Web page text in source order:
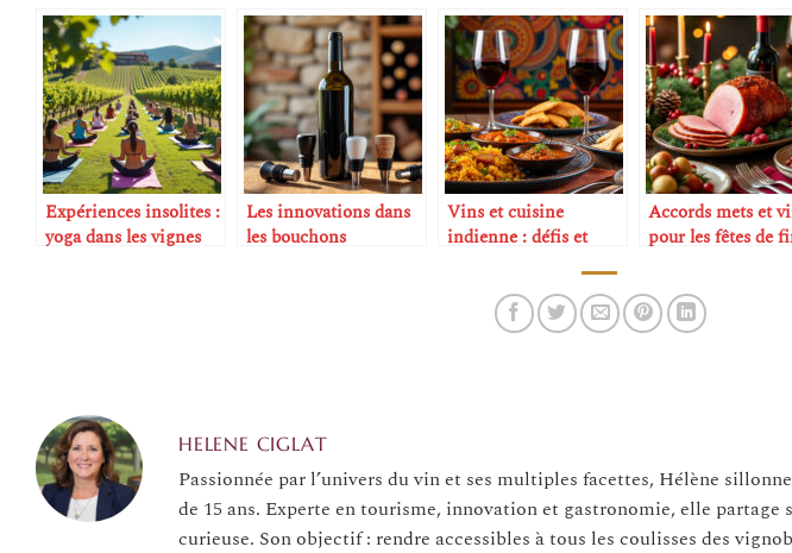
Expériences insolites :
yoga dans les vignes
Les innovations dans
les bouchons
Vins et cuisine
indienne : défis et
Accords mets et
pour les fêtes de
HELENE CIGLAT
Passionnée par l’univers du vin et ses multiples facettes, Hélène
de 15 ans. Experte en tourisme, innovation et gastronomie, elle partage
curieuse. Son objectif : rendre accessibles à tous les coulisses des